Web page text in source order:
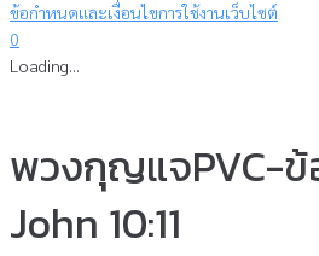
ข้อกำหนดและเงื่อนไขการใช้งานเว็บไซต์
0
Loading...
พวงกุญแจPVC-ข้
John 10:11